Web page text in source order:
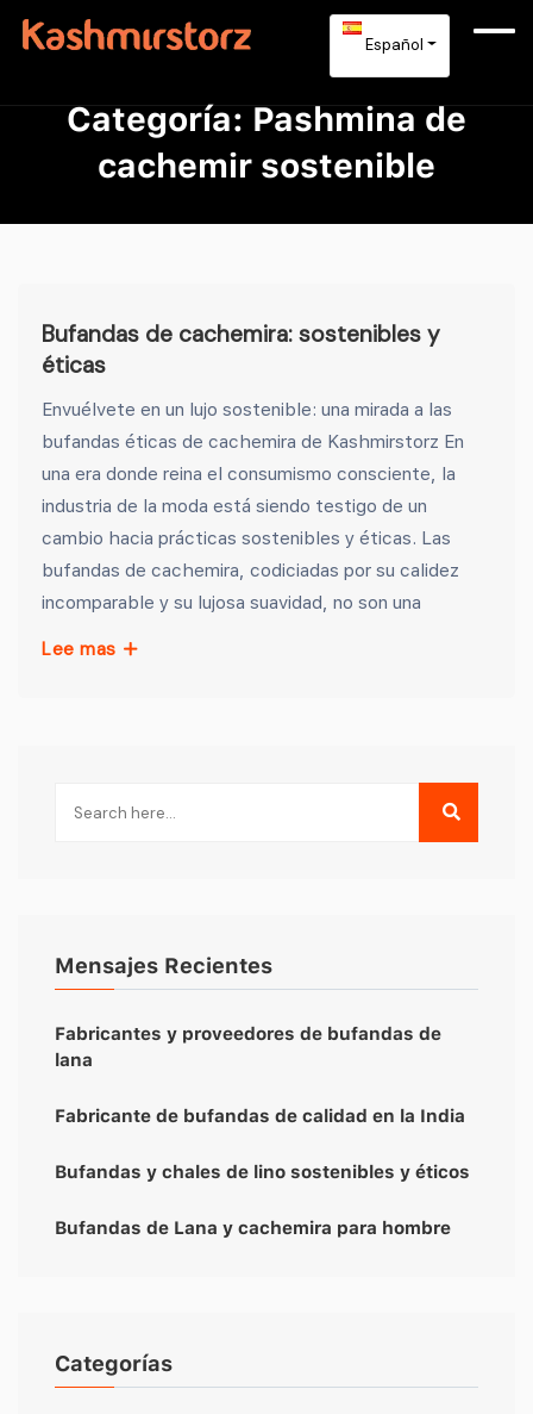
Español
Categoría: Pashmina de
cachemir sostenible
Bufandas de cachemira: sostenibles y
éticas
Envuélvete en un lujo sostenible: una mirada a las
bufandas éticas de cachemira de Kashmirstorz En
una era donde reina el consumismo consciente, la
industria de la moda está siendo testigo de un
cambio hacia prácticas sostenibles y éticas. Las
bufandas de cachemira, codiciadas por su calidez
incomparable y su lujosa suavidad, no son una
Lee mas
Mensajes Recientes
Fabricantes y proveedores de bufandas de
lana
Fabricante de bufandas de calidad en la India
Bufandas y chales de lino sostenibles y éticos
Bufandas de Lana y cachemira para hombre
Categorías